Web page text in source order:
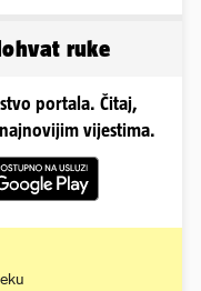
ruke
portala. Čitaj,
vijestima.